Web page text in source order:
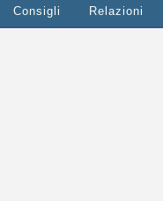
Consigli Relazioni